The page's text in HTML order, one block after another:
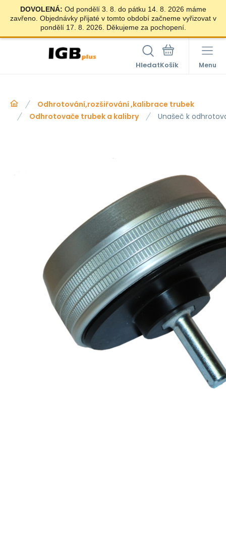
DOVOLENÁ: Od pondělí 3. 8. do pátku 14. 8. 2026 máme
zavřeno. Objednávky přijaté v tomto období začneme vyřizovat v
pondělí 17. 8. 2026. Děkujeme za pochopení.
Hledat Menu
Odhrotování,rozšiřování ,kalibrace trubek
Odhrotovače trubek a kalibry
Unašeč k